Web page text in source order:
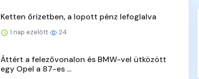
Ketten őrizetben, a lopott pénz lefoglalva
1 nap ezelőtt 24
Áttért a felezővonalon és BMW-vel ütközött
egy Opel a 87-es ...